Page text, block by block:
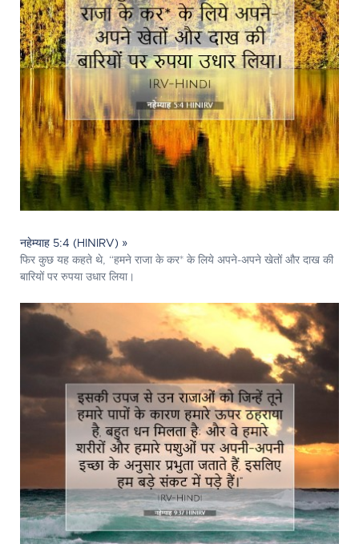
नहेम्याह 5:4 (HINIRV) »
फिर कुछ यह कहते थे, “हमने राजा के कर* के लिये अपने-अपने खेतों और दाख की
बारियों पर रुपया उधार लिया।